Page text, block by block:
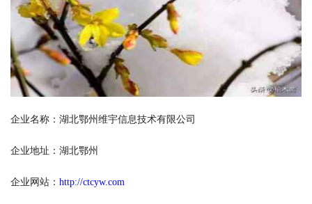
企业名称：湖北鄂州维宇信息技术有限公司
企业地址：湖北鄂州
企业网站： http://ctcyw.com